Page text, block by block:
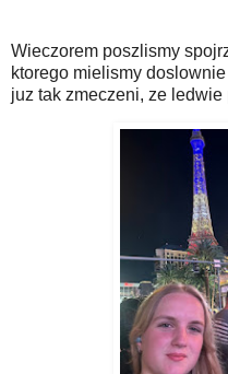
Wieczorem poszlismy
ktorego mielismy
juz tak zmeczeni, ze